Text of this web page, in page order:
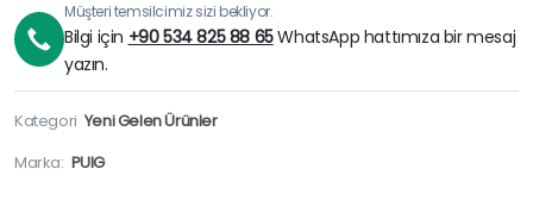
Müşteri temsilcimiz sizi bekliyor.
Bilgi için +90 534 825 88 65WhatsApp hattımıza bir mesaj
yazın.
Kategori Yeni Gelen Ürünler
Marka: PUIG